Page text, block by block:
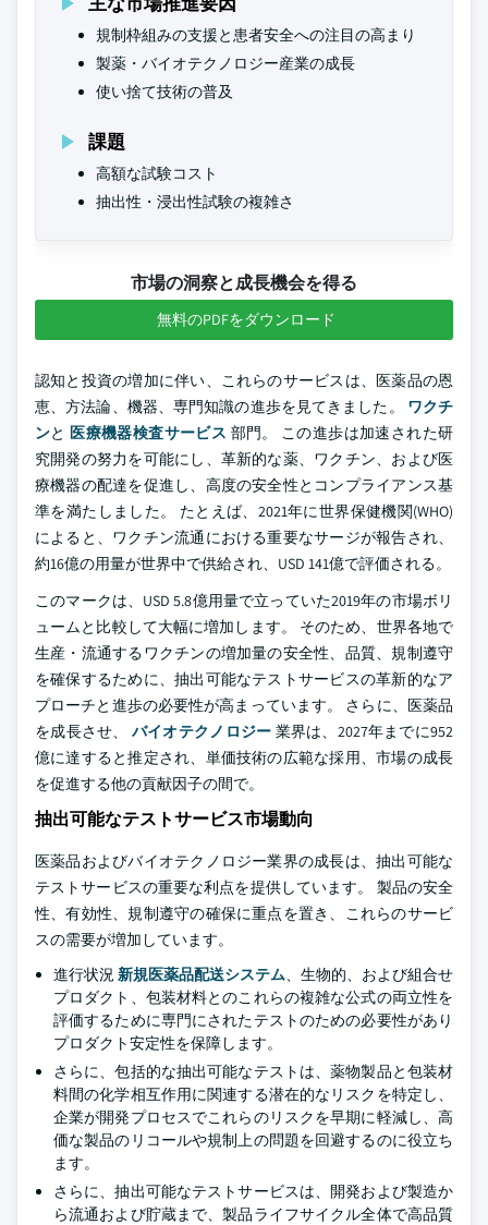
規制枠組みの支援と患者安全への注目の高まり
製薬・バイオテクノロジー産業の成長
使い捨て技術の普及
課題
高額な試験コスト
抽出性・浸出性試験の複雑さ
市場の洞察と成長機会を得る
無料のPDFをダウンロード
認知と投資の増加に伴い、これらのサービスは、医薬品の恩
恵、方法論、機器、専門知識の進歩を見てきました。 ワクチ
ンと 医療機器検査サービス 部門。 この進歩は加速された研
究開発の努力を可能にし、革新的な薬、ワクチン、および医
療機器の配達を促進し、高度の安全性とコンプライアンス基
準を満たしました。 たとえば、2021年に世界保健機関(WHO)
によると、ワクチン流通における重要なサージが報告され、
約16億の用量が世界中で供給され、USD 141億で評価される。
このマークは、USD 5.8億用量で立っていた2019年の市場ボリ
ュームと比較して大幅に増加します。 そのため、世界各地で
生産・流通するワクチンの増加量の安全性、品質、規制遵守
を確保するために、抽出可能なテストサービスの革新的なア
プローチと進歩の必要性が高まっています。 さらに、医薬品
を成長させ、 バイオテクノロジー 業界は、2027年までに952
億に達すると推定され、単価技術の広範な採用、市場の成長
を促進する他の貢献因子の間で。
抽出可能なテストサービス市場動向
医薬品およびバイオテクノロジー業界の成長は、抽出可能な
テストサービスの重要な利点を提供しています。 製品の安全
性、有効性、規制遵守の確保に重点を置き、これらのサービ
スの需要が増加しています。
進行状況新規医薬品配送システム、生物的、および組合せ
プロダクト、包装材料とのこれらの複雑な公式の両立性を
評価するために専門にされたテストのための必要性があり
プロダクト安定性を保障します。
さらに、包括的な抽出可能なテストは、薬物製品と包装材
料間の化学相互作用に関連する潜在的なリスクを特定し、
企業が開発プロセスでこれらのリスクを早期に軽減し、高
価な製品のリコールや規制上の問題を回避するのに役立ち
ます。
さらに、抽出可能なテストサービスは、開発および製造か
ら流通および貯蔵まで、製品ライフサイクル全体で高品質